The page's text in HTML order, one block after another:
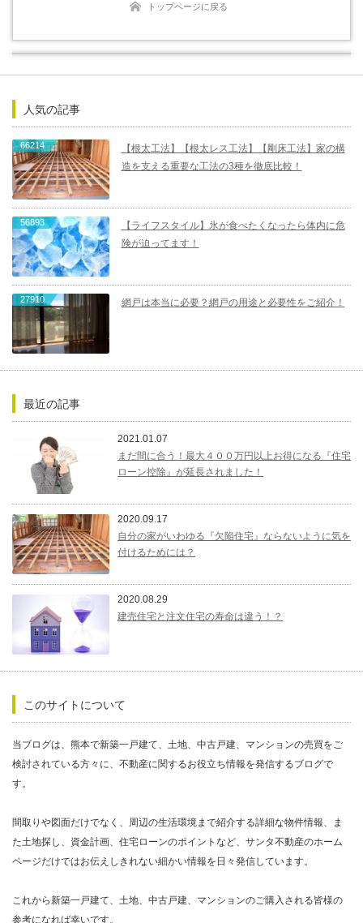
トップページに戻る
人気の記事
66214
【根太工法】【根太レス工法】【剛床工法】家の構
造を支える重要な工法の3種を徹底比較！
56893
【ライフスタイル】氷が食べたくなったら体内に危
険が迫ってます！
27910 網戸は本当に必要？網戸の用途と必要性をご紹介！
最近の記事
2021.01.07
まだ間に合う！最大４００万円以上お得になる『住宅
ローン控除』が延長されました！
2020.09.17
自分の家がいわゆる『欠陥住宅』ならないように気を
付けるためには？
2020.08.29
建売住宅と注文住宅の寿命は違う！？
このサイトについて
当ブログは、熊本で新築一戸建て、土地、中古戸建、マンションの売買をご
検討されている方々に、不動産に関するお役立ち情報を発信するブログで
す。
間取りや図面だけでなく、周辺の生活環境まで紹介する詳細な物件情報、ま
た土地探し、資金計画、住宅ローンのポイントなど、サンタ不動産のホーム
ページだけではお伝えしきれない細かい情報を日々発信しています。
これから新築一戸建て、土地、中古戸建、マンションのご購入される皆様の
参考になれば幸いです。